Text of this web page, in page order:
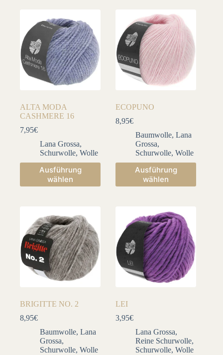
Optionen
können
auf
der
Produktseite
gewählt
Optionen
können
auf
der
Produktseite
gewählt
ALTA MODA
CASHMERE 16
7,95€
Lana Grossa,
Schurwolle, Wolle
Ausführung
wählen
Dieses
Produkt
weist
Optionen
können
auf
der
Produktseite
gewählt
ECOPUNO
8,95€
Baumwolle,Lana
Grossa,
Schurwolle,Wolle
Ausführung
wählen
Dieses
Produkt
weist
Optionen
können
auf
der
Produktseite
gewählt
BRIGITTE NO. 2
8,95€
Baumwolle, Lana
Grossa,
Schurwolle, Wolle
LEI
3,95€
Lana Grossa,
Reine Schurwolle,
Schurwolle,Wolle